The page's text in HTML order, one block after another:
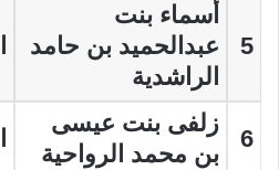
5
أسماء بنت
عبدالحميد بن حامد
الراشدية
6
زلفى بنت عيسى
بن محمد الرواحية